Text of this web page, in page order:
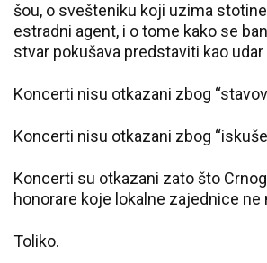
šou, o svešteniku koji uzima
estradni agent, i o tome kako se
stvar pokušava predstaviti kao udar
Koncerti nisu otkazani zbog
Koncerti nisu otkazani zbog
Koncerti su otkazani zato što
honorare koje lokalne zajednice ne
Toliko.